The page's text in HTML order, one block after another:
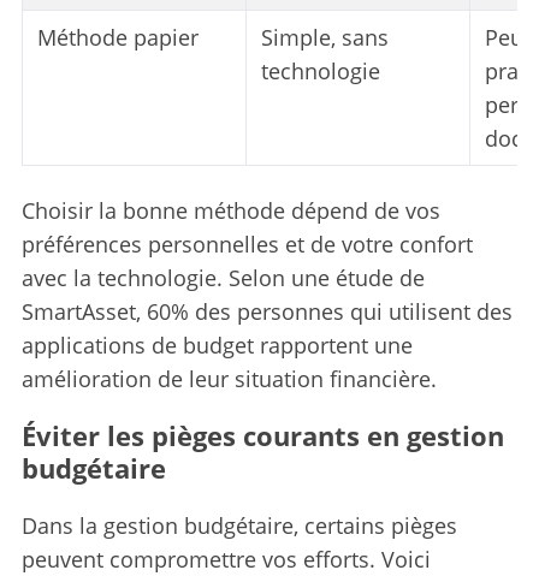
Méthode papier
Simple, sans
technologie
Peut
Choisir la bonne méthode dépend de vos
préférences personnelles et de votre confort
avec la technologie. Selon une étude de
SmartAsset, 60% des personnes qui utilisent des
applications de budget rapportent une
amélioration de leur situation financière.
Éviter les pièges courants en gestion
budgétaire
Dans la gestion budgétaire, certains pièges
peuvent compromettre vos efforts. Voici